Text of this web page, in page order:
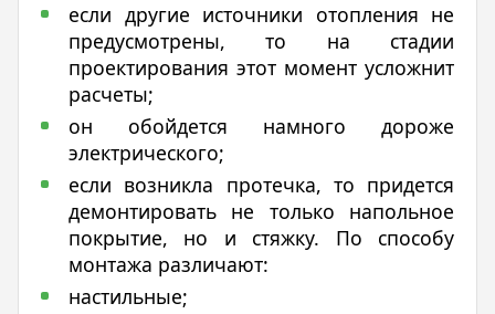
если другие источники отопления не
предусмотрены, то на стадии
проектирования этот момент усложнит
расчеты;
он обойдется намного дороже
электрического;
если возникла протечка, то придется
демонтировать не только напольное
покрытие, но и стяжку. По способу
монтажа различают:
настильные;